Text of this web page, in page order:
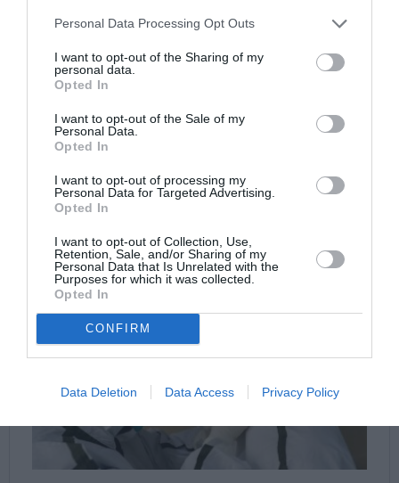
Personal Data Processing Opt Outs
I want to opt-out of the Sharing of my
personal data.
Opted In
I want to opt-out of the Sale of my
Personal Data.
Opted In
I want to opt-out of processing my
Personal Data for Targeted Advertising.
Opted In
I want to opt-out of Collection, Use,
Retention, Sale, and/or Sharing of my
Personal Data that Is Unrelated with the
Purposes for which it was collected.
Opted In
CONFIRM
Data Deletion Data Access Privacy Policy
cu coronavirus, în comparație cu alte state. Oamenii
trebuie să fie încrezători în măsurile care se iau.
Orice fenomen are un început și un sfârșit. Trebuie
să ne gândim la ce urmează după și să avem
capacitatea de a nu intra într-un impas”, a declarat
ambasadorul Românei în Italia, George Bologan.
Înscrie-te pe pagina noastră de Facebook:
ROMÂNEASCĂ